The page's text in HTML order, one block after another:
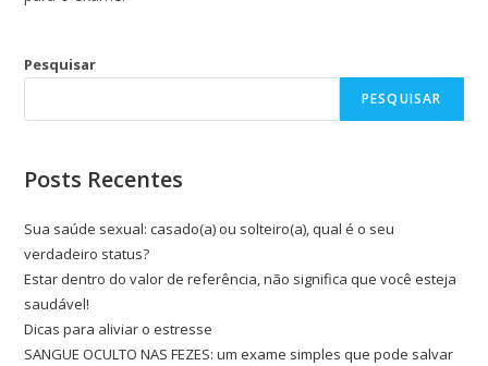
Pesquisar
PESQUISAR
Posts Recentes
Sua saúde sexual: casado(a) ou solteiro(a), qual é o seu
verdadeiro status?
Estar dentro do valor de referência, não significa que você esteja
saudável!
Dicas para aliviar o estresse
SANGUE OCULTO NAS FEZES: um exame simples que pode salvar